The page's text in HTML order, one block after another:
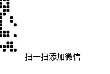
扫一扫添加微信